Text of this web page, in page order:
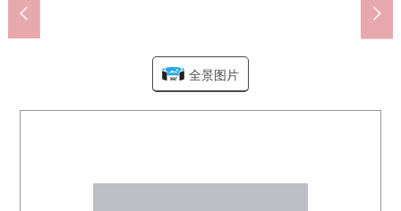
全景图片